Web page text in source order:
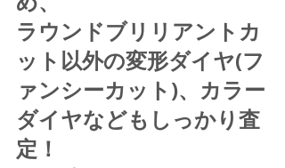
ラウンドブリリアントカ
ット以外の変形ダイヤ(フ
ァンシーカット)、カラー
ダイヤなどもしっかり査
定！